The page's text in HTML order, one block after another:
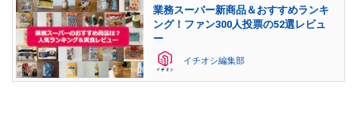
業務スーパー新商品＆おすすめランキ
ング！ファン300人投票の52選レビュ
ー
イチオシ編集部